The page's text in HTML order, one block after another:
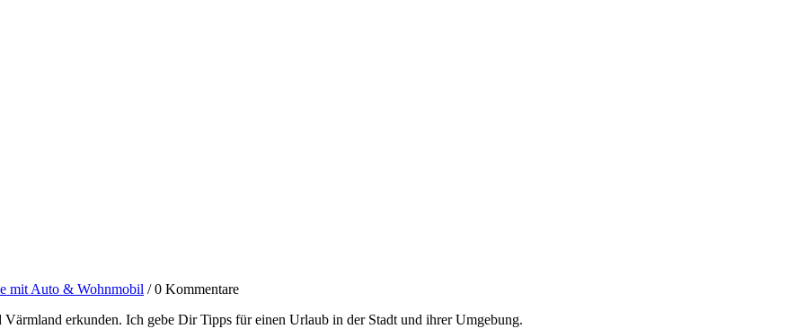
mit Auto & Wohnmobil /0 Kommentare
Värmland erkunden. Ich gebe Dir Tipps für einen Urlaub in der Stadt und ihrer Umgebung.